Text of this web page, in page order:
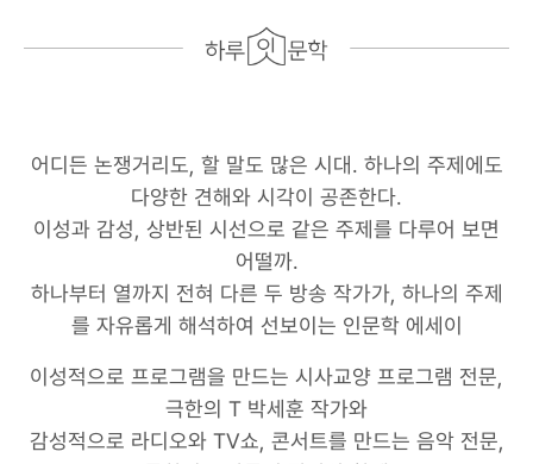
어디든 논쟁거리도, 할 말도 많은 시대. 하나의 주제에도
다양한 견해와 시각이 공존한다.
이성과 감성, 상반된 시선으로 같은 주제를 다루어 보면
어떨까.
하나부터 열까지 전혀 다른 두 방송 작가가, 하나의 주제
를 자유롭게 해석하여 선보이는 인문학 에세이
이성적으로 프로그램을 만드는 시사교양 프로그램 전문,
극한의 T 박세훈 작가와
감성적으로 라디오와 TV쇼, 콘서트를 만드는 음악 전문,